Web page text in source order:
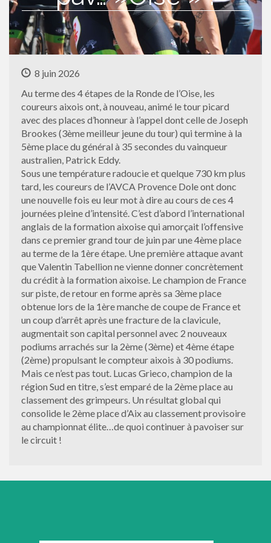
8 juin 2026
Au terme des 4 étapes de la Ronde de l’Oise, les
coureurs aixois ont, à nouveau, animé le tour picard
avec des places d’honneur à l’appel dont celle de Joseph
Brookes (3ème meilleur jeune du tour) qui termine à la
5ème place du général à 35 secondes du vainqueur
australien, Patrick Eddy.
Sous une température radoucie et quelque 730 km plus
tard, les coureurs de l’AVCA Provence Dole ont donc
une nouvelle fois eu leur mot à dire au cours de ces 4
journées pleine d’intensité. C’est d’abord l’international
anglais de la formation aixoise qui amorçait l’offensive
dans ce premier grand tour de juin par une 4ème place
au terme de la 1ère étape. Une première attaque avant
que Valentin Tabellion ne vienne donner concrètement
du crédit à la formation aixoise. Le champion de France
sur piste, de retour en forme après sa 3ème place
obtenue lors de la 1ère manche de coupe de France et
un coup d’arrêt après une fracture de la clavicule,
augmentait son capital personnel avec 2 nouveaux
podiums arrachés sur la 2ème (3ème) et 4ème étape
(2ème) propulsant le compteur aixois à 30 podiums.
Mais ce n’est pas tout. Lucas Grieco, champion de la
région Sud en titre, s’est emparé de la 2ème place au
classement des grimpeurs. Un résultat global qui
consolide le 2ème place d’Aix au classement provisoire
au championnat élite…de quoi continuer à pavoiser sur
le circuit !